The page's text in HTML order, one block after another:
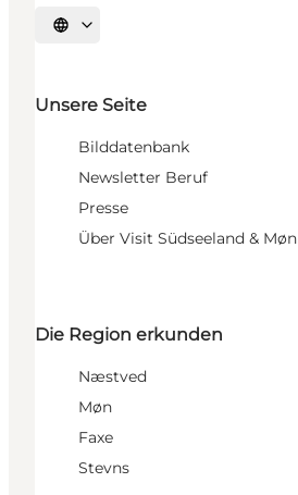
Sprache auswählen
Unsere Seite
Bilddatenbank
Newsletter Beruf
Presse
Über Visit Südseeland & Møn
Die Region erkunden
Næstved
Møn
Faxe
Stevns